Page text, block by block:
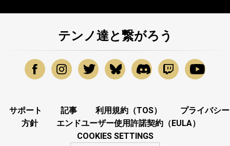
テンノ達と繋がろう
サポート 記事 利用規約（TOS）
プライバシー
方針
エンドユーザー使用許諾契約（EULA）
COOKIES SETTINGS